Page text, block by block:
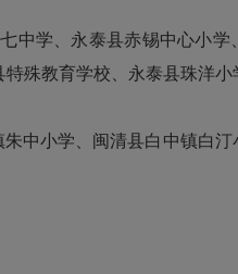
中学、永泰县赤锡中心小
殊教育学校、永泰县珠洋
中小学、闽清县白中镇白